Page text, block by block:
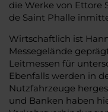
die Werke von Ettore
de Saint Phalle
Wirtschaftlich ist
Messegelände
Leitmessen für
Ebenfalls werden in
Nutzfahrzeuge
und Banken haben